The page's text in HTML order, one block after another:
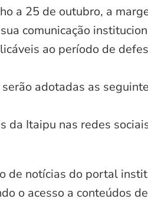
a 25 de outubro, a
comunicação
ao período de
adotadas as
da Itaipu nas redes
de notícias do portal
o acesso a conteúdos